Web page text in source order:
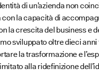
di un’azienda non
la capacità di
la crescita del business e
sviluppato oltre dieci
la trasformazione e
alla ridefinizione